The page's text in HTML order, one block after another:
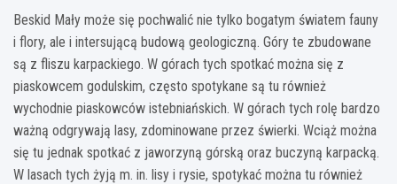
Beskid Mały może się pochwalić nie tylko bogatym światem fauny
i flory, ale i intersującą budową geologiczną. Góry te zbudowane
są z fliszu karpackiego. W górach tych spotkać można się z
piaskowcem godulskim, często spotykane są tu również
wychodnie piaskowców istebniańskich. W górach tych rolę bardzo
ważną odgrywają lasy, zdominowane przez świerki. Wciąż można
się tu jednak spotkać z jaworzyną górską oraz buczyną karpacką.
W lasach tych żyją m. in. lisy i rysie, spotykać można tu również